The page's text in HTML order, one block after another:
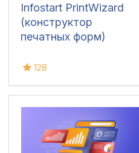
Infostart PrintWizard
(конструктор
печатных форм)
128